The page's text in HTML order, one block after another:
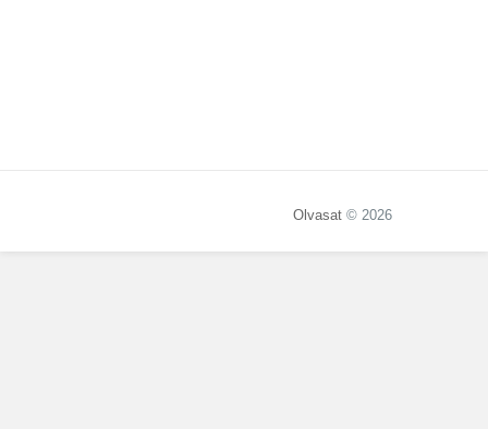
Olvasat © 2026